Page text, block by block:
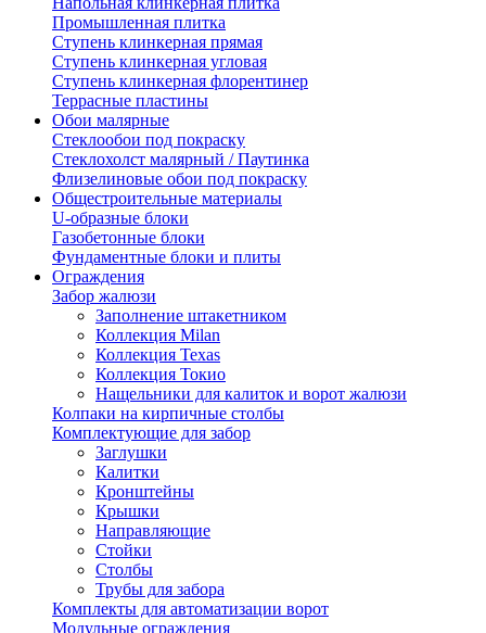
Промышленная плитка
Ступень клинкерная прямая
Ступень клинкерная угловая
Ступень клинкерная флорентинер
Террасные пластины
Обои малярные
Стеклообои под покраску
Стеклохолст малярный / Паутинка
Флизелиновые обои под покраску
Общестроительные материалы
U-образные блоки
Газобетонные блоки
Фундаментные блоки и плиты
Ограждения
Забор жалюзи
Заполнение штакетником
Коллекция Milan
Коллекция Texas
Коллекция Токио
Нащельники для калиток и ворот жалюзи
Колпаки на кирпичные столбы
Комплектующие для забор
Заглушки
Калитки
Кронштейны
Крышки
Направляющие
Стойки
Столбы
Трубы для забора
Комплекты для автоматизации ворот
Модульные ограждения